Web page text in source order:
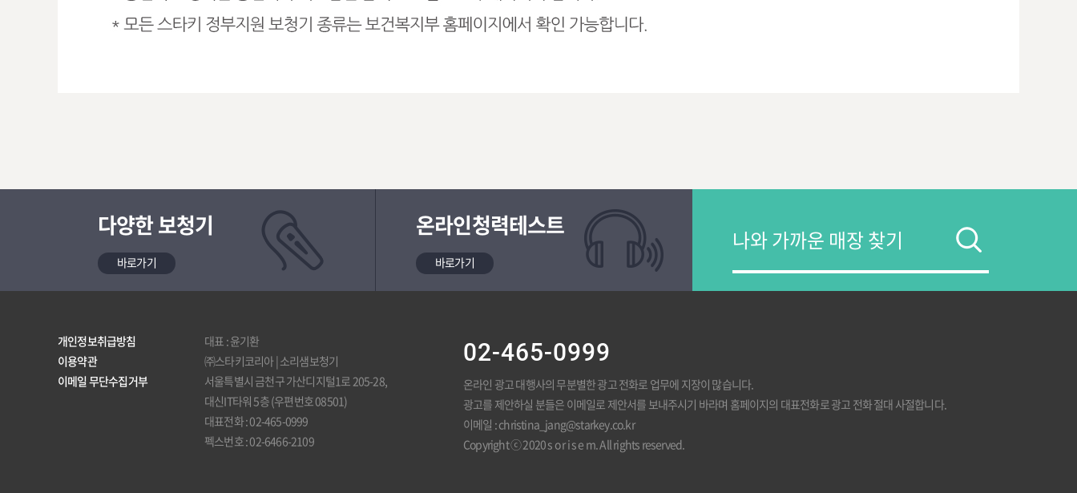
다양한 보청기
바로가기
온라인청력테스트
바로가기
개인정보취급방침
이용약관
이메일 무단수집거부
대표 : 윤기환
㈜스타키코리아 | 소리샘보청기
서울특별시 금천구 가산디지털1로 205-28,
대신IT타워 5층 (우편번호 08501)
대표전화 : 02-465-0999
펙스번호 : 02-6466-2109
02-465-0999
온라인 광고 대행사의 무분별한 광고 전화로 업무에 지장이 많습니다.
광고를 제안하실 분들은 이메일로 제안서를 보내주시기 바라며 홈페이지의 대표전화로 광고 전화 절대 사절합니다.
이메일 : christina_jang@starkey.co.kr
Copyright ⓒ 2020 s o r i s e m. All rights reserved.